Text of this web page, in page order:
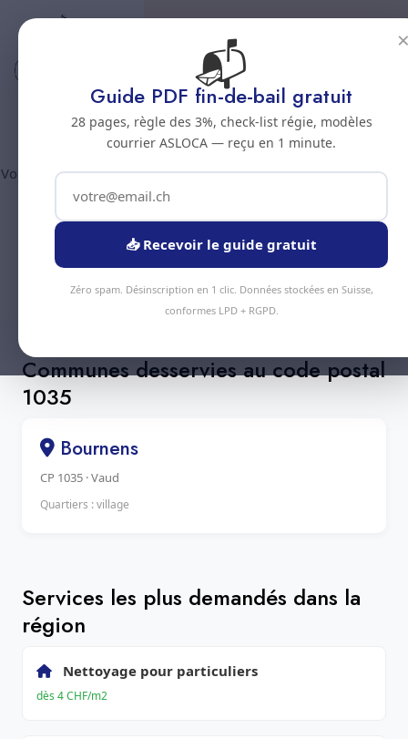
Code postal 1035
Nettoyage professionnel -
Code postal 1035
Vous êtes au code postal1035? Chez Nous Clean intervient dans
la commune de :Bournens
prestations disponibles, devis gratuit sous 24h.
Devis Instantané +41 78 319 32 82
Communes desservies au code postal
1035
Bournens
CP 1035 · Vaud
Quartiers : village
Services les plus demandés dans la
région
Nettoyage pour particuliers
dès 4 CHF/m2
📬
Guide PDF fin-de-bail gratuit
28 pages, règle des 3%, check-list régie, modèles
courrier ASLOCA — reçu en 1 minute.
📥 Recevoir le guide gratuit
Zéro spam. Désinscription en 1 clic. Données stockées en Suisse,
conformes LPD + RGPD.